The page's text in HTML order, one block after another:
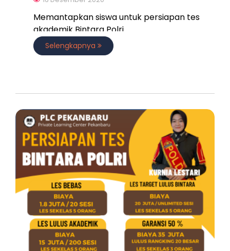
Memantapkan siswa untuk persiapan tes
akademik Bintara Polri
Selengkapnya